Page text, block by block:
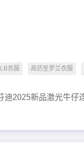
衣服 高仿圣罗兰衣服
迪2025新品激光牛仔